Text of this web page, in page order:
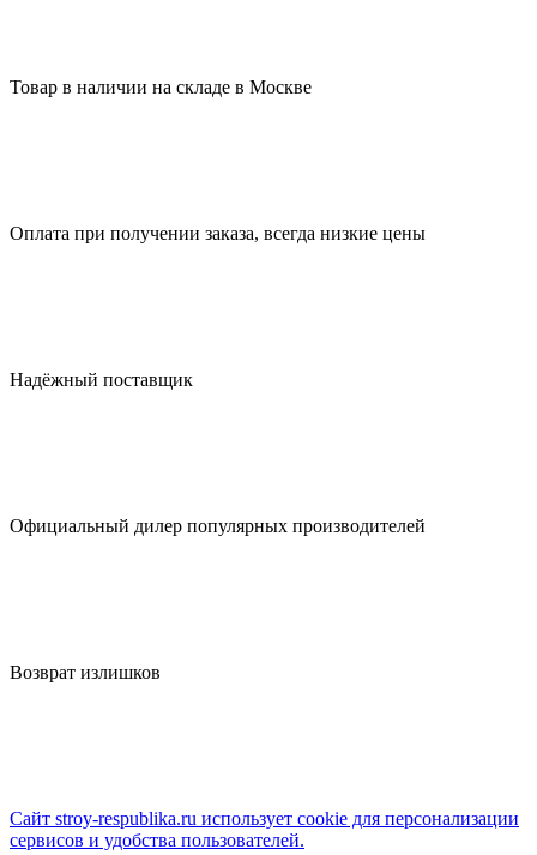
Товар в наличии на складе в Москве
Оплата при получении заказа, всегда низкие цены
Надёжный поставщик
Официальный дилер популярных производителей
Возврат излишков
Сайт stroy-respublika.ru использует cookie для персонализации
сервисов и удобства пользователей.